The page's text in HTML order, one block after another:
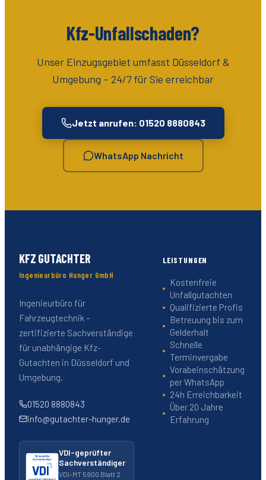
Kfz-Unfallschaden?
Unser Einzugsgebiet umfasst Düsseldorf &
Umgebung – 24/7 für Sie erreichbar
Jetzt anrufen: 01520 8880843
WhatsApp Nachricht
KFZ GUTACHTER
Ingenieurbüro Hunger GmbH
Ingenieurbüro für
Fahrzeugtechnik –
zertifizierte Sachverständige
für unabhängige Kfz-
Gutachten in Düsseldorf und
Umgebung.
01520 8880843
info@gutachter-hunger.de
VDI-geprüfter
Sachverständiger
VDI-MT 5900 Blatt 2 ·
LEISTUNGEN
Kostenfreie
Unfallgutachten
Qualifizierte Profis
Betreuung bis zum
Gelderhalt
Schnelle
Terminvergabe
Vorabeinschätzung
per WhatsApp
24h Erreichbarkeit
Über 20 Jahre
Erfahrung